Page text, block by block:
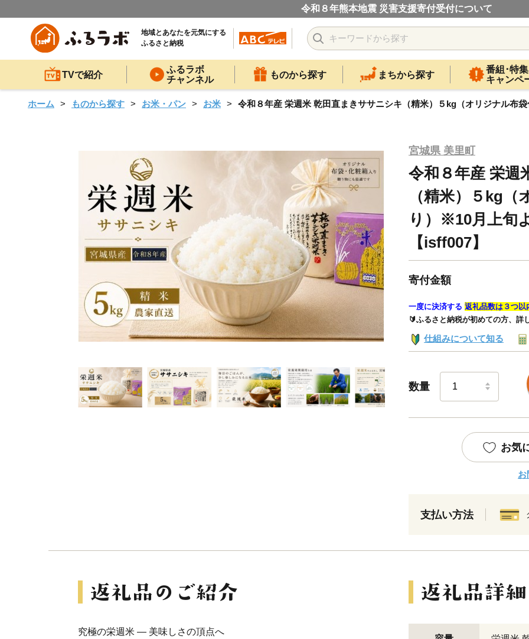
令和８年熊本地震 災害支援寄付受付について
地域とあなたを元気にする
ふるさと納税
TVで紹介
ふるラボ
チャンネル
ものから探す まちから探す
番組･特集
キャンペ
ホーム ものから探す お米・パン お米 令和８年産 栄週米 乾田直まきササニシキ（精米）５kg（オリジナル布
宮城県 美里町
令和８年産 栄週
（精米）５kg
り）※10月上旬
【isff007】
寄付金額
一度に決済する 返礼品数は３つ以
🔰ふるさと納税が初めての方、詳
仕組みについて知る
数量
お気
お
支払い方法
究極の栄週米 ― 美味しさの頂点へ